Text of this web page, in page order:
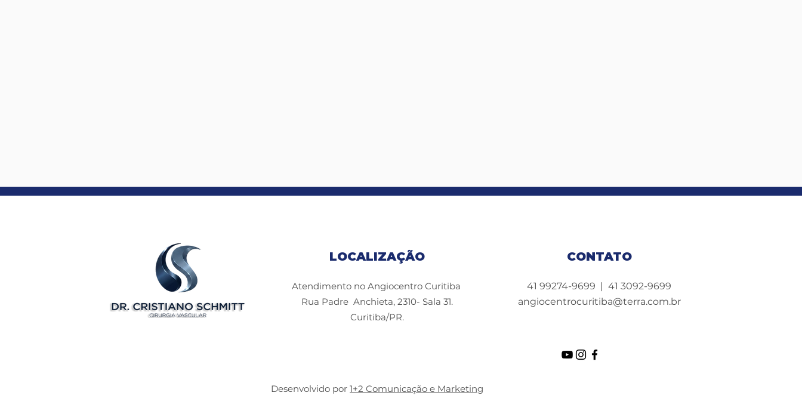
LOCALIZAÇÃO
Atendimento no Angiocentro Curitiba
Rua Padre Anchieta, 2310- Sala 31.
Curitiba/PR.
CONTATO
41 99274-9699 | 41 3092-9699
angiocentrocuritiba@terra.com.br
Desenvolvido por 1+2 Comunicação e Marketing